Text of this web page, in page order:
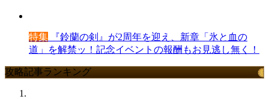
特集 『鈴蘭の剣』が2周年を迎え、新章「氷と血の
道」を解禁ッ！記念イベントの報酬もお見逃し無く！
攻略記事ランキング